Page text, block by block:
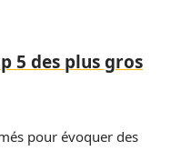
5 des plus gros
pour évoquer des